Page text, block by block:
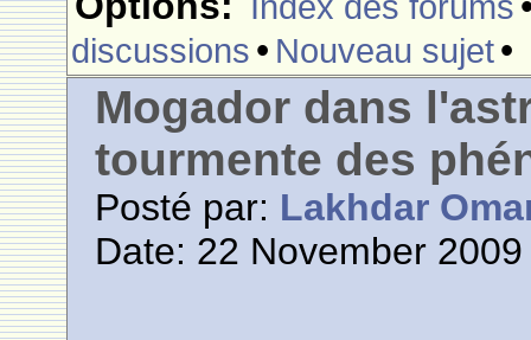
discussions • Nouveau sujet•
Mogador dans
tourmente des
Posté par: Lakhdar
Date: 22 November